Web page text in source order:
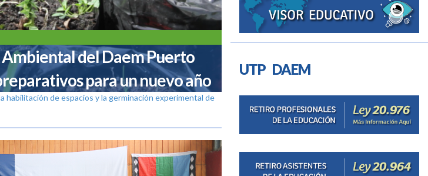
del Daem Puerto
para un nuevo año
habilitación de espacios y la germinación experimental de
UTP DAEM